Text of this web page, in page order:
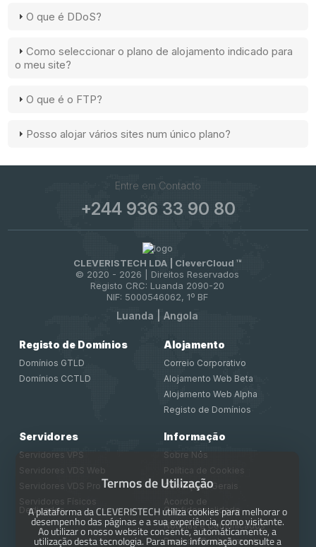
O que é DDoS?
Como seleccionar o plano de alojamento indicado para
o meu site?
O que é o FTP?
Posso alojar vários sites num único plano?
Entre em Contacto
+244 936 33 90 80
CLEVERISTECH LDA | CleverCloud ™
© 2020 - 2026 | Direitos Reservados
Registo CRC: Luanda 2090-20
NIF: 5000546062, 1º BF
Luanda | Angola
Registo de Domínios
Domínios GTLD
Domínios CCTLD
Alojamento
Correio Corporativo
Alojamento Web Beta
Alojamento Web Alpha
Registo de Domínios
Servidores
Servidores VPS
Servidores VDS Web
Servidores VDS Pro
Servidores Físicos
Dedicados
Informação
Sobre Nós
Política de Cookies
Condições Gerais
Acordo de
Confidencialidade
Notícias e Comunicados
Base de Conhecimento
Termos de Utilização
A plataforma da CLEVERISTECH utiliza cookies para melhorar o
desempenho das páginas e a sua experiência, como visitante.
Ao utilizar o nosso website consente, automáticamente, a
utilização desta tecnologia. Para mais informação consulte a